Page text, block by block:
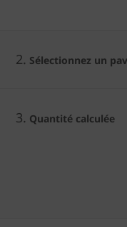
2. Sélectionnez un
3. Quantité calculée